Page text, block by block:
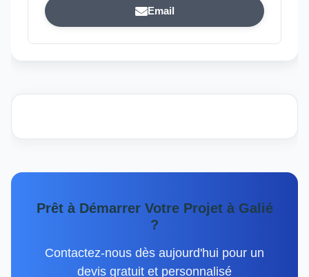
Email
Prêt à Démarrer Votre Projet à Galié
?
Contactez-nous dès aujourd'hui pour un
devis gratuit et personnalisé